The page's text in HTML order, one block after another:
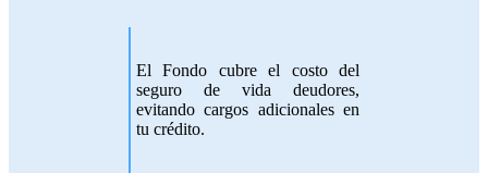
El Fondo cubre el costo del
seguro de vida deudores,
evitando cargos adicionales en
tu crédito.